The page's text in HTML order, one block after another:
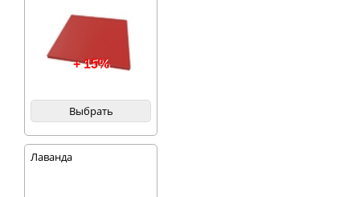
+ 15%
Выбрать
Лаванда